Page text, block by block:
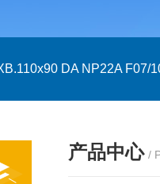
DA NP22A F07/
产品中心 /